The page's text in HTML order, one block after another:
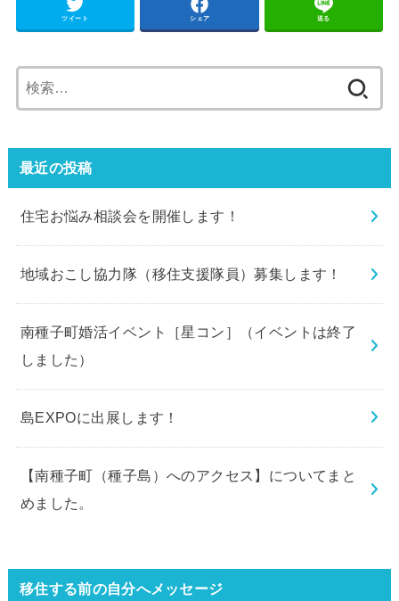
ツイート シェア 送る
索:
最近の投稿
住宅お悩み相談会を開催します！
地域おこし協力隊（移住支援隊員）募集します！
南種子町婚活イベント［星コン］（イベントは終了
しました）
島EXPOに出展します！
【南種子町（種子島）へのアクセス】についてまと
めました。
移住する前の自分へメッセージ